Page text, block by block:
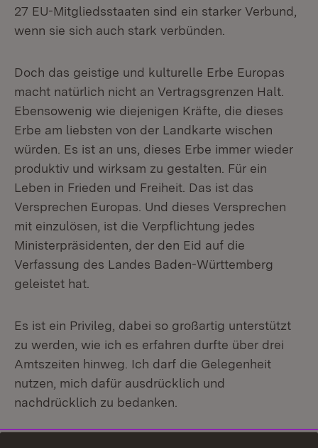
27 EU-Mitgliedsstaaten sind ein starker Verbund,
wenn sie sich auch stark verbünden.
Doch das geistige und kulturelle Erbe Europas
macht natürlich nicht an Vertragsgrenzen Halt.
Ebensowenig wie diejenigen Kräfte, die dieses
Erbe am liebsten von der Landkarte wischen
würden. Es ist an uns, dieses Erbe immer wieder
produktiv und wirksam zu gestalten. Für ein
Leben in Frieden und Freiheit. Das ist das
Versprechen Europas. Und dieses Versprechen
mit einzulösen, ist die Verpflichtung jedes
Ministerpräsidenten, der den Eid auf die
Verfassung des Landes Baden-Württemberg
geleistet hat.
Es ist ein Privileg, dabei so großartig unterstützt
zu werden, wie ich es erfahren durfte über drei
Amtszeiten hinweg. Ich darf die Gelegenheit
nutzen, mich dafür ausdrücklich und
nachdrücklich zu bedanken.